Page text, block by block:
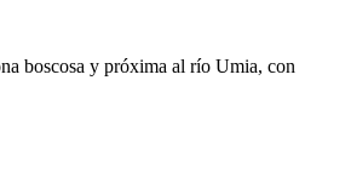
boscosa y próxima al río Umia, con